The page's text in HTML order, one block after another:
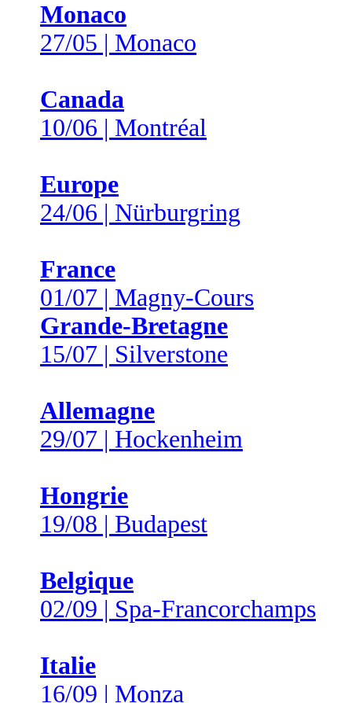
Monaco
27/05 | Monaco
Canada
10/06 | Montréal
Europe
24/06 | Nürburgring
France
01/07 | Magny-Cours
Grande-Bretagne
15/07 | Silverstone
Allemagne
29/07 | Hockenheim
Hongrie
19/08 | Budapest
Belgique
02/09 | Spa-Francorchamps
Italie
16/09 | Monza